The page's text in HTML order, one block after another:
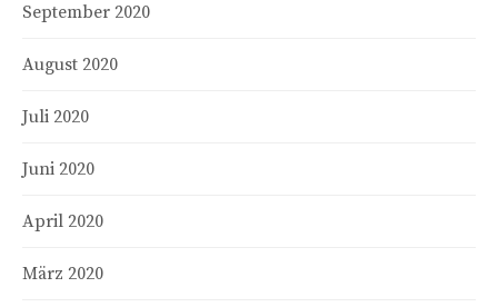
September 2020
August 2020
Juli 2020
Juni 2020
April 2020
März 2020